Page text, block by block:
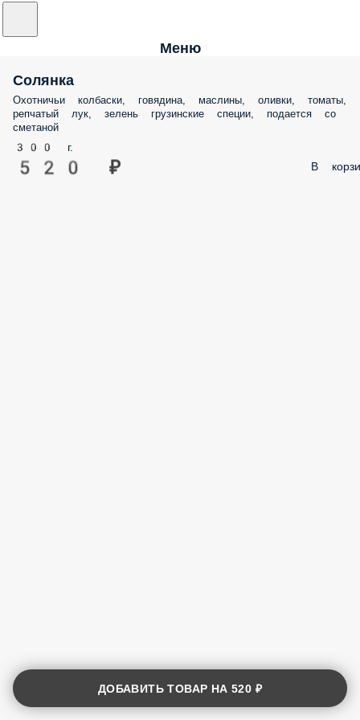
Меню
Солянка
Охотничьи колбаски, говядина, маслины, оливки, томаты,
репчатый лук, зелень грузинские специи, подается со
сметаной
300 г.
520 ₽ В
ДОБАВИТЬ ТОВАР НА520 ₽